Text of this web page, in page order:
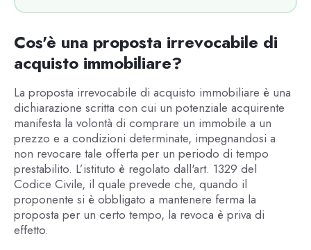
Cos'è una proposta irrevocabile di
acquisto immobiliare?
La proposta irrevocabile di acquisto immobiliare è una
dichiarazione scritta con cui un potenziale acquirente
manifesta la volontà di comprare un immobile a un
prezzo e a condizioni determinate, impegnandosi a
non revocare tale offerta per un periodo di tempo
prestabilito. L’istituto è regolato dall'art. 1329 del
Codice Civile, il quale prevede che, quando il
proponente si è obbligato a mantenere ferma la
proposta per un certo tempo, la revoca è priva di
effetto.